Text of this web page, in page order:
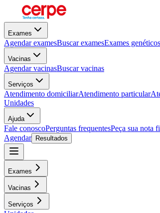
Exames
Agendar examesBuscar examesExames
Vacinas
Agendar vacinasBuscar vacinas
Serviços
Atendimento domiciliarAtendimento particular
Unidades
Ajuda
Fale conoscoPerguntas frequentesPeça sua nota
Agendar
Resultados
Exames
Vacinas
Serviços